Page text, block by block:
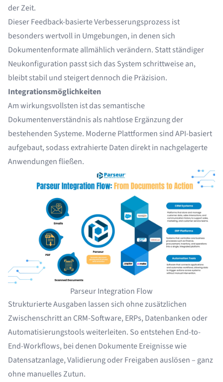
der Zeit.
Dieser Feedback-basierte Verbesserungsprozess ist
besonders wertvoll in Umgebungen, in denen sich
Dokumentenformate allmählich verändern. Statt ständiger
Neukonfiguration passt sich das System schrittweise an,
bleibt stabil und steigert dennoch die Präzision.
Integrationsmöglichkeiten
Am wirkungsvollsten ist das semantische
Dokumentenverständnis als nahtlose Ergänzung der
bestehenden Systeme. Moderne Plattformen sind API-basiert
aufgebaut, sodass extrahierte Daten direkt in nachgelagerte
Anwendungen fließen.
Parseur Integration Flow
Strukturierte Ausgaben lassen sich ohne zusätzlichen
Zwischenschritt an CRM-Software, ERPs, Datenbanken oder
Automatisierungstools weiterleiten. So entstehen End-to-
End-Workflows, bei denen Dokumente Ereignisse wie
Datensatzanlage, Validierung oder Freigaben auslösen – ganz
ohne manuelles Zutun.